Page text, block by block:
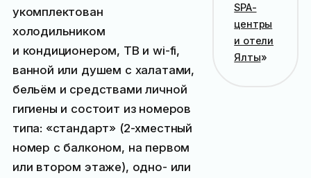
укомплектован
холодильником
и кондиционером, ТВ и wi-fi,
ванной или душем с халатами,
бельём и средствами личной
гигиены и состоит из номеров
типа: «стандарт» (2-хместный
номер с балконом, на первом
или втором этаже), одно- или
SPA-
центры
и отели
Ялты»